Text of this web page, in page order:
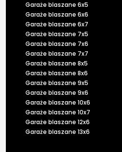
Garaże blaszane 6x5
Garaże blaszane 6x6
Garaże blaszane 6x7
Garaże blaszane 7x5
Garaże blaszane 7x6
Garaże blaszane 7x7
Garaże blaszane 8x5
Garaże blaszane 8x6
Garaże blaszane 9x5
Garaże blaszane 9x6
Garaże blaszane 10x6
Garaże blaszane 10x7
Garaże blaszane 12x6
Garaże blaszane 13x6